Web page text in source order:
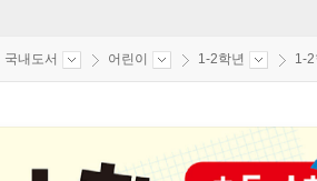
국내도서 어린이 1-2학년 1-